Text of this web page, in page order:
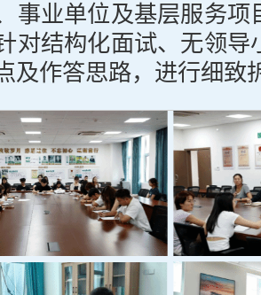
事业单位及基层服务项
对结构化面试、无领导
及作答思路，进行细致